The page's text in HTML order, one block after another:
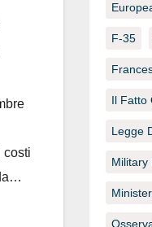
costi
F-35
Il Fatto
Legge
Military